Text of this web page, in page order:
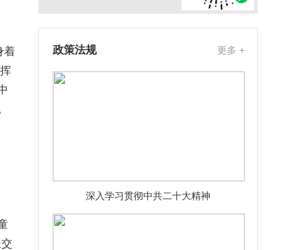
着
政策法规 更多 +
深入学习贯彻中共二十大精神